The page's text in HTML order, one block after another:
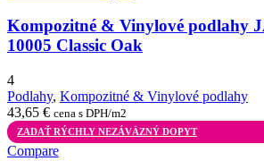
Kompozitné & Vinylové podlahy
10005 Classic Oak
4
Podlahy, Kompozitné & Vinylové podlahy
43,65 € cena s DPH/m2
ZADAŤ RÝCHLY NEZÁVÄZNÝ DOPYT
Compare